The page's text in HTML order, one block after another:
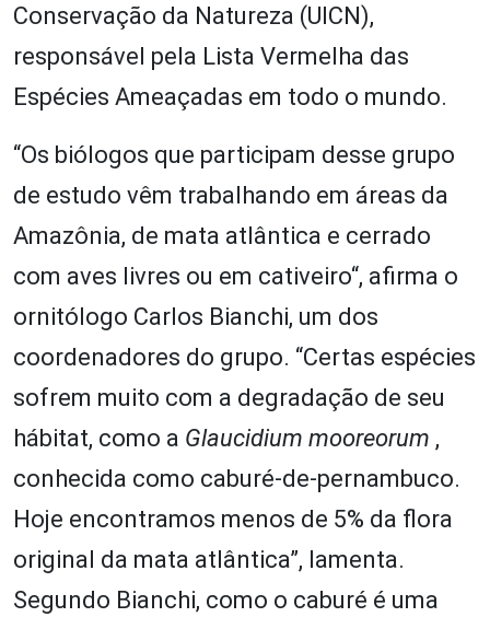
Conservação da Natureza (UICN),
responsável pela Lista Vermelha das
Espécies Ameaçadas em todo o mundo.
“Os biólogos que participam desse grupo
de estudo vêm trabalhando em áreas da
Amazônia, de mata atlântica e cerrado
com aves livres ou em cativeiro“, afirma o
ornitólogo Carlos Bianchi, um dos
coordenadores do grupo. “Certas espécies
sofrem muito com a degradação de seu
hábitat, como a Glaucidium mooreorum ,
conhecida como caburé-de-pernambuco.
Hoje encontramos menos de 5% da flora
original da mata atlântica”, lamenta.
Segundo Bianchi, como o caburé é uma